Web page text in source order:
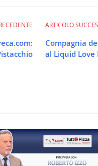
ARTICOLO
Compagnia
al Liquid Love